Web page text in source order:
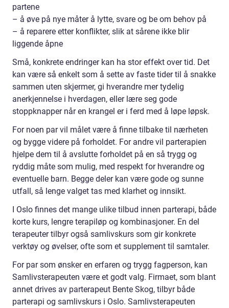
partene
– å øve på nye måter å lytte, svare og be om behov på
– å reparere etter konflikter, slik at sårene ikke blir
liggende åpne
Små, konkrete endringer kan ha stor effekt over tid. Det
kan være så enkelt som å sette av faste tider til å snakke
sammen uten skjermer, gi hverandre mer tydelig
anerkjennelse i hverdagen, eller lære seg gode
stoppknapper når en krangel er i ferd med å løpe løpsk.
For noen par vil målet være å finne tilbake til nærheten
og bygge videre på forholdet. For andre vil parterapien
hjelpe dem til å avslutte forholdet på en så trygg og
ryddig måte som mulig, med respekt for hverandre og
eventuelle barn. Begge deler kan være gode og sunne
utfall, så lenge valget tas med klarhet og innsikt.
I Oslo finnes det mange ulike tilbud innen parterapi, både
korte kurs, lengre terapiløp og kombinasjoner. En del
terapeuter tilbyr også samlivskurs som gir konkrete
verktøy og øvelser, ofte som et supplement til samtaler.
For par som ønsker en erfaren og trygg fagperson, kan
Samlivsterapeuten være et godt valg. Firmaet, som blant
annet drives av parterapeut Bente Skog, tilbyr både
parterapi og samlivskurs i Oslo. Samlivsterapeuten